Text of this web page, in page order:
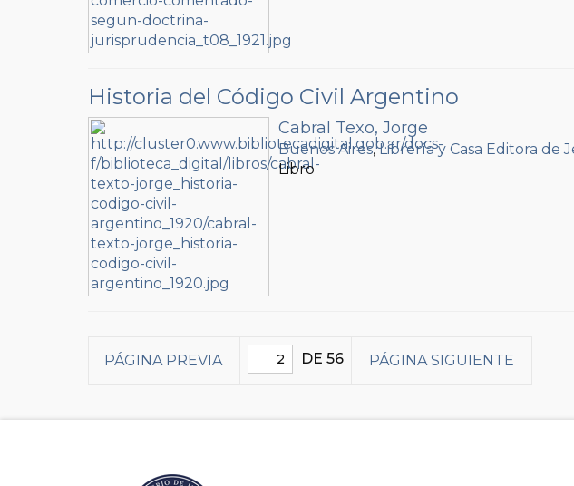
Historia del Código Civil Argentino
Cabral Texo, Jorge
Buenos Aires,Librería y Casa Editora de
Libro
PÁGINA PREVIA DE 56 PÁGINA SIGUIENTE